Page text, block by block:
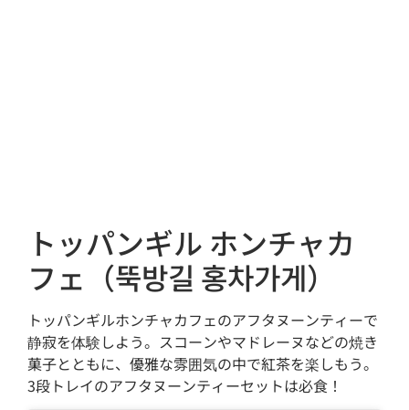
トッパンギル ホンチャカ
フェ（뚝방길 홍차가게）
トッパンギルホンチャカフェのアフタヌーンティーで
静寂を体験しよう。スコーンやマドレーヌなどの焼き
菓子とともに、優雅な雰囲気の中で紅茶を楽しもう。
3段トレイのアフタヌーンティーセットは必食！